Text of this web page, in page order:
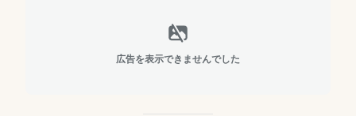
広告を表示できませんでした